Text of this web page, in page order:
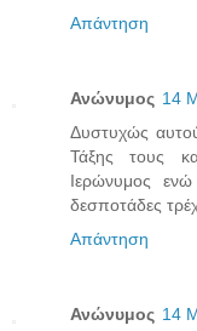
Απάντηση
Ανώνυμος 14
Δυστυχώς
Τάξης τους
Ιερώνυμος ενώ
δεσποτάδες
Απάντηση
Ανώνυμος 14